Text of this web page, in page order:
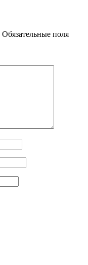
Обязательные поля